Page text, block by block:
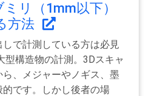
リ（1mm以下）
方法
で計測している方は必見
型構造物の計測。3Dスキャ
、メジャーやノギス、墨
です。しかし後者の場